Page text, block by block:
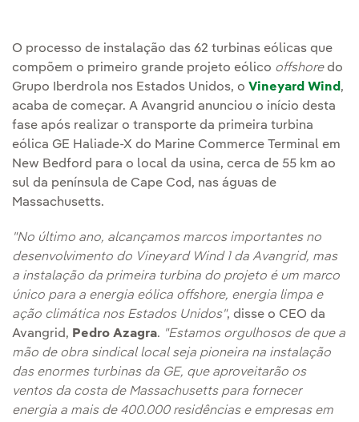
O processo de instalação das 62 turbinas eólicas que
compõem o primeiro grande projeto eólico offshoredo
Grupo Iberdrola nos Estados Unidos, o Vineyard Wind ,
acaba de começar. A Avangrid anunciou o início desta
fase após realizar o transporte da primeira turbina
eólica GE Haliade-X do Marine Commerce Terminal em
New Bedford para o local da usina, cerca de 55 km ao
sul da península de Cape Cod, nas águas de
Massachusetts.
"No último ano, alcançamos marcos importantes no
desenvolvimento do Vineyard Wind 1 da Avangrid, mas
a instalação da primeira turbina do projeto é um marco
único para a energia eólica offshore, energia limpa e
ação climática nos Estados Unidos", disse o CEO da
Avangrid, Pedro Azagra. "Estamos orgulhosos de que a
mão de obra sindical local seja pioneira na instalação
das enormes turbinas da GE, que aproveitarão os
ventos da costa de Massachusetts para fornecer
energia a mais de 400.000 residências e empresas em